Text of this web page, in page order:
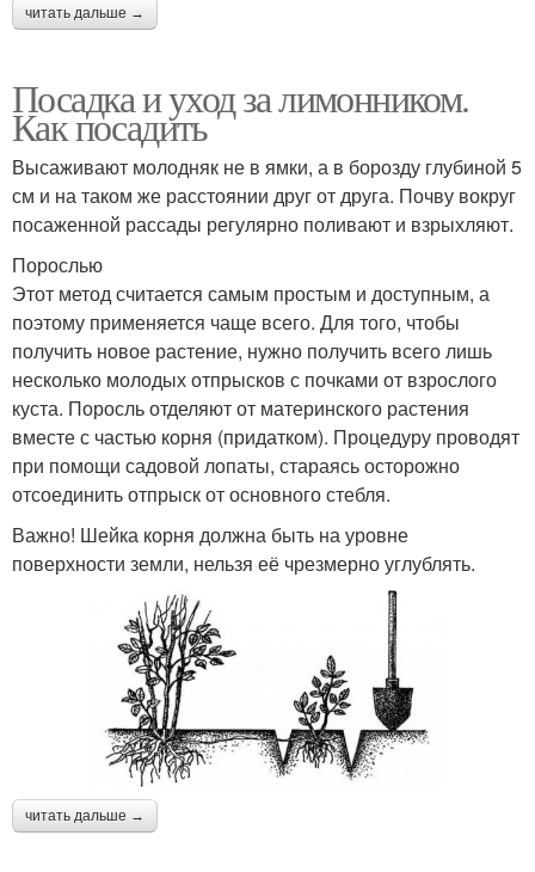
читать дальше →
Посадка и уход за лимонником.
Как посадить
Высаживают молодняк не в ямки, а в борозду глубиной 5
см и на таком же расстоянии друг от друга. Почву вокруг
посаженной рассады регулярно поливают и взрыхляют.
Порослью
Этот метод считается самым простым и доступным, а
поэтому применяется чаще всего. Для того, чтобы
получить новое растение, нужно получить всего лишь
несколько молодых отпрысков с почками от взрослого
куста. Поросль отделяют от материнского растения
вместе с частью корня (придатком). Процедуру проводят
при помощи садовой лопаты, стараясь осторожно
отсоединить отпрыск от основного стебля.
Важно! Шейка корня должна быть на уровне
поверхности земли, нельзя её чрезмерно углублять.
читать дальше →